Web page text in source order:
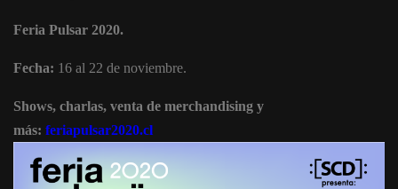
Feria Pulsar 2020.
Fecha: 16 al 22 de noviembre.
Shows, charlas, venta de merchandising y
más: feriapulsar2020.cl